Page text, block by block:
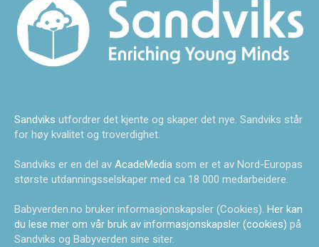
Sandviks utfordrer det kjente og skaper det nye. Sandviks står
for høy kvalitet og troverdighet.
Sandviks er en del av AcadeMedia som er et av Nord-Europas
største utdanningsselskaper med ca 18 000 medarbeidere.
Babyverden.no bruker informasjonskapsler (Cookies). Her kan
du lese mer om vår bruk av informasjonskapsler (cookies) på
Sandviks og Babyverden sine siter.